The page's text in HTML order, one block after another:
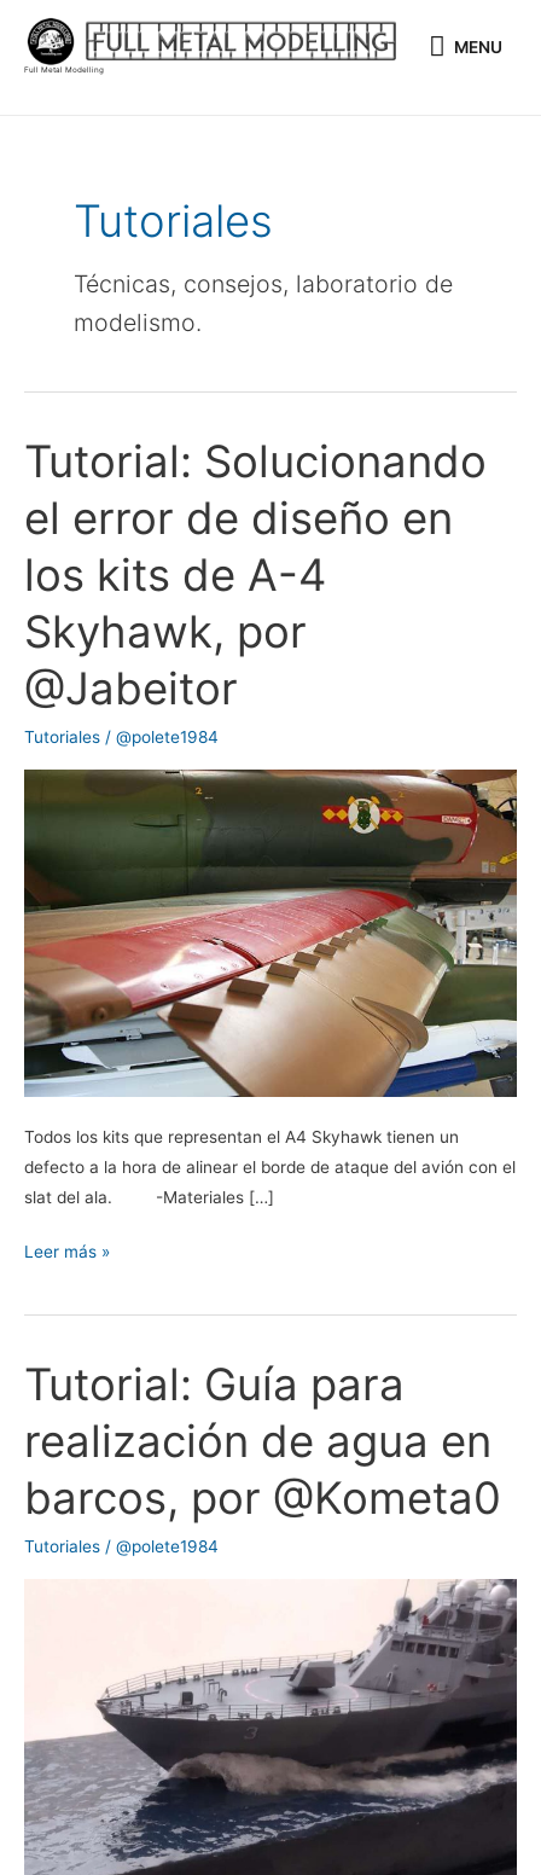
contenido
Full Metal Modelling
MENU
Tutoriales
Técnicas, consejos, laboratorio de
modelismo.
Tutorial: Solucionando
el error de diseño en
los kits de A-4
Skyhawk, por
@Jabeitor
Tutoriales / @polete1984
Todos los kits que representan el A4 Skyhawk tienen un
defecto a la hora de alinear el borde de ataque del avión con el
slat del ala. -Materiales […]
Tutorial:
Solucionando
el
error
de
diseño
en
kits
A-
@Jabeitor
Leer más »
Tutorial: Guía para
realización de agua en
barcos, por @Kometa0
Tutoriales / @polete1984
Tutorial:
Guía
para
realización
de
agua
en